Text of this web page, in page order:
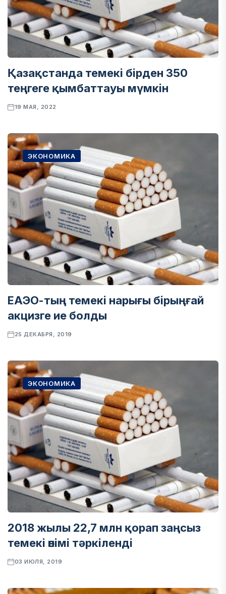
Қазақстанда темекі бірден 350
теңгеге қымбаттауы мүмкін
19 МАЯ, 2022
ЭКОНОМИКА
ЕАЭО-тың темекі нарығы бірыңғай
акцизге ие болды
25 ДЕКАБРЯ, 2019
ЭКОНОМИКА
2018 жылы 22,7 млн қорап заңсыз
темекі өнімі тәркіленді
03 ИЮЛЯ, 2019